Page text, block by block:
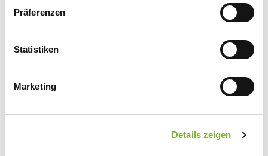
Präferenzen
Statistiken
Marketing
Details zeigen
Zurück zur Übersicht
Für weitere Informationen wenden Sie sich bitte direkt an den jeweiligen